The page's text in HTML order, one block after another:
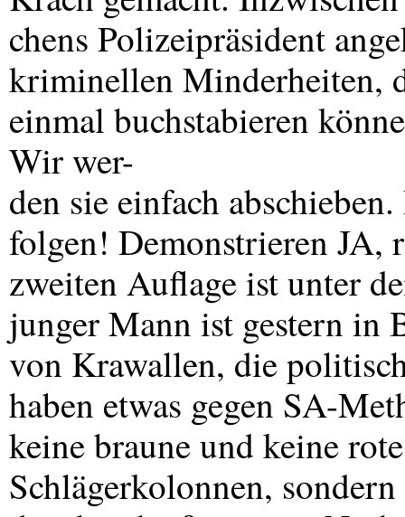
chens Polizeipräsident
kriminellen Minderheiten,
einmal buchstabieren
Wir wer-
den sie einfach
folgen! Demonstrieren JA,
zweiten Auflage ist unter
junger Mann ist gestern in
von Krawallen, die
haben etwas gegen SA-
keine braune und keine
Schlägerkolonnen,